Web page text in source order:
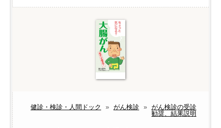
健診・検診・人間ドック » がん検診 » がん検診の受診
勧奨、結果説明